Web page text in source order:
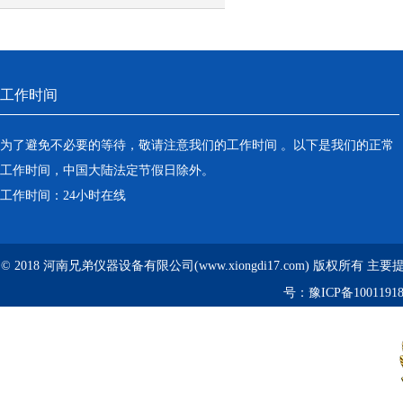
工作时间
为了避免不必要的等待，敬请注意我们的工作时间 。以下是我们的正常
工作时间，中国大陆法定节假日除外。
工作时间：24小时在线
© 2018 河南兄弟仪器设备有限公司(www.xiongdi17.com) 版权所有 主要
号： 豫ICP备